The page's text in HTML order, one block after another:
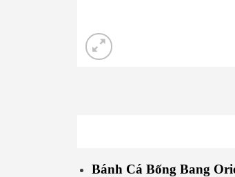
Bánh Cá Bống Bang